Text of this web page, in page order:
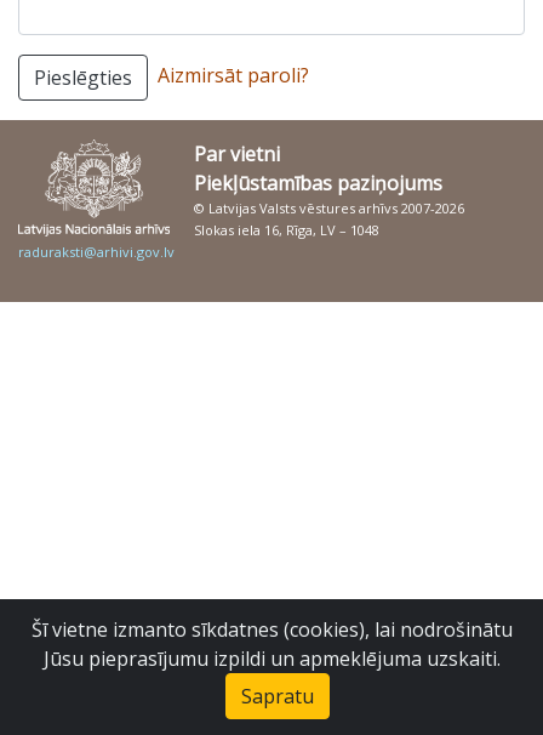
Pieslēgties Aizmirsāt paroli?
Par vietni
Piekļūstamības paziņojums
© Latvijas Valsts vēstures arhīvs 2007-2026
Slokas iela 16, Rīga, LV – 1048
raduraksti@arhivi.gov.lv
Šī vietne izmanto sīkdatnes (cookies), lai nodrošinātu
Jūsu pieprasījumu izpildi un apmeklējuma uzskaiti.
Sapratu